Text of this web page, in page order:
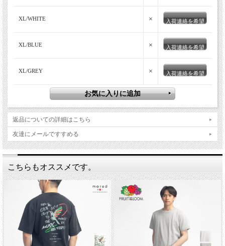
XL/WHITE × 入荷連絡を希望
XL/BLUE × 入荷連絡を希望
XL/GREY × 入荷連絡を希望
返品についての詳細はこちら
友達にメールですすめる
こちらもオススメです。